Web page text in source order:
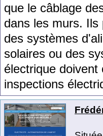
que le câblage
dans les murs. Ils
des systèmes d'al
solaires ou des sy
électrique doivent
inspections électri